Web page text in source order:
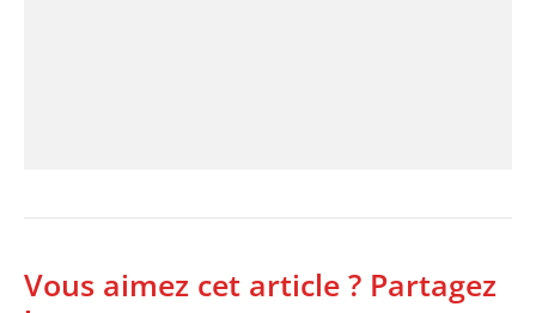
Vous aimez cet article ? Partagez